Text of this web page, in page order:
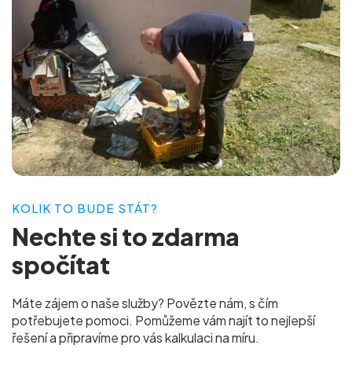
KOLIK TO BUDE STÁT?
Nechte si tozdarma
spočítat
Máte zájem o naše služby? Povězte nám, s čím
potřebujete pomoci. Pomůžeme vám najít to nejlepší
řešení a připravíme pro váskalkulaci na míru.